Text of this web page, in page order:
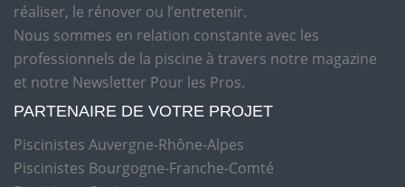
réaliser, le rénover ou l’entretenir.
Nous sommes en relation constante avec les
professionnels de la piscine à travers notre magazine
et notre Newsletter Pour les Pros.
PARTENAIRE DE VOTRE PROJET
Piscinistes Auvergne-Rhône-Alpes
Piscinistes Bourgogne-Franche-Comté